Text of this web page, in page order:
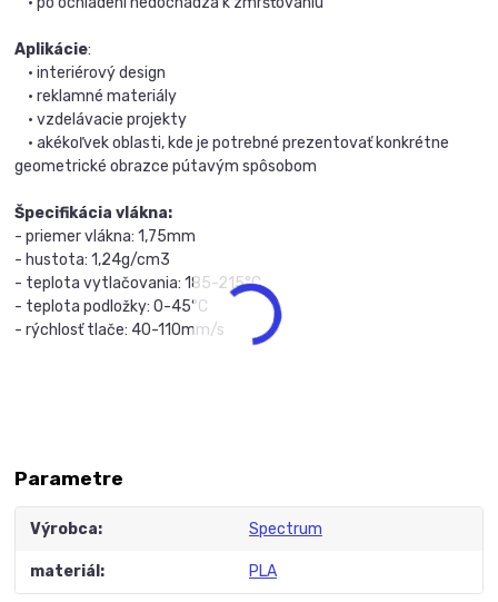
Aplikácie:
• interiérový design
• reklamné materiály
• vzdelávacie projekty
• akékoľvek oblasti, kde je potrebné prezentovať konkrétne
geometrické obrazce pútavým spôsobom
Špecifikácia vlákna:
- priemer vlákna: 1,75mm
- hustota: 1,24g/cm3
- teplota vytlačovania: 185-215°C
- teplota podložky: 0-45°C
- rýchlosť tlače: 40-110mm/s
Parametre
Výrobca Spectrum
materiál PLA